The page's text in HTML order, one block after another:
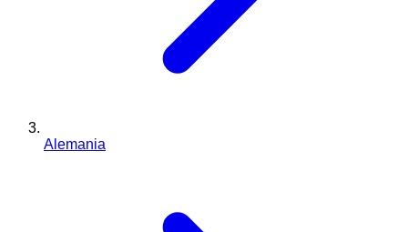
Alemania